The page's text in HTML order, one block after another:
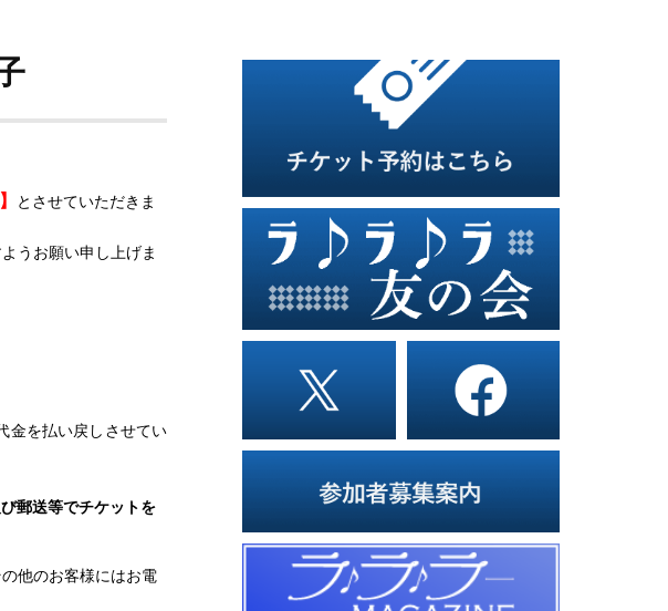
とさせていただきま
うお願い申し上げま
金を払い戻しさせてい
郵送等でチケットを
他のお客様にはお電